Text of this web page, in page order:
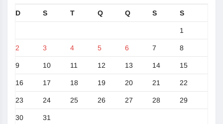
D S T Q Q S S
1
2 3 4 5 6 7 8
9 10 11 12 13 14 15
16 17 18 19 20 21 22
23 24 25 26 27 28 29
30 31